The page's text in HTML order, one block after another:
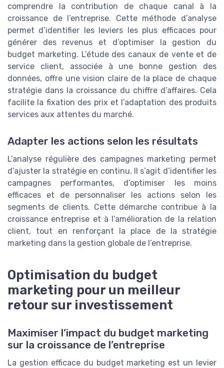
comprendre la contribution de chaque canal à la
croissance de l’entreprise. Cette méthode d’analyse
permet d’identifier les leviers les plus efficaces pour
générer des revenus et d’optimiser la gestion du
budget marketing. L’étude des canaux de vente et de
service client, associée à une bonne gestion des
données, offre une vision claire de la place de chaque
stratégie dans la croissance du chiffre d’affaires. Cela
facilite la fixation des prix et l’adaptation des produits
services aux attentes du marché.
Adapter les actions selon les résultats
L’analyse régulière des campagnes marketing permet
d’ajuster la stratégie en continu. Il s’agit d’identifier les
campagnes performantes, d’optimiser les moins
efficaces et de personnaliser les actions selon les
segments de clients. Cette démarche contribue à la
croissance entreprise et à l’amélioration de la relation
client, tout en renforçant la place de la stratégie
marketing dans la gestion globale de l’entreprise.
Optimisation du budget
marketing pour un meilleur
retour sur investissement
Maximiser l’impact du budget marketing
sur la croissance de l’entreprise
La gestion efficace du budget marketing est un levier